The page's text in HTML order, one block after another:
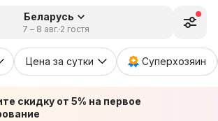
Беларусь
7 – 8 авг. 2 гостя
Цена за сутки Суперхозяин
скидку от 5% на первое